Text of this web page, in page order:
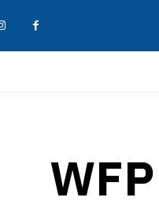
الرقابة المالية تدفع لمتابعة برنامج WFP